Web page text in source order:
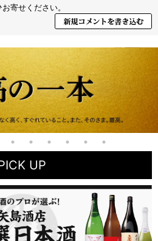
寄せください。
UP